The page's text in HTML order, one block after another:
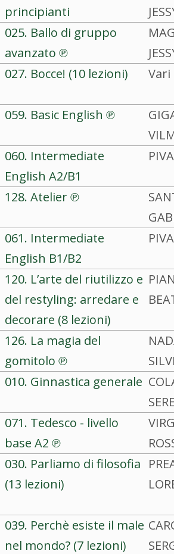
principianti
025. Ballo di gruppo
avanzato ℗
027. Bocce! (10 lezioni) Vari
059. Basic English ℗
060. Intermediate
English A2/B1
128. Atelier ℗
061. Intermediate
English B1/B2
120. L’arte del riutilizzo e
del restyling: arredare e
decorare (8 lezioni)
126. La magia del
gomitolo ℗
010. Ginnastica generale
071. Tedesco - livello
base A2 ℗
030. Parliamo di filosofia
(13 lezioni)
039. Perchè esiste il male
nel mondo? (7 lezioni)